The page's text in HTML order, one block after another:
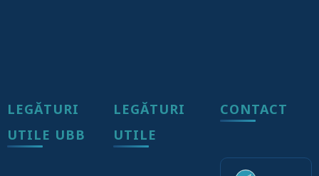
LEGĂTURI
UTILE UBB
LEGĂTURI
UTILE
CONTACT